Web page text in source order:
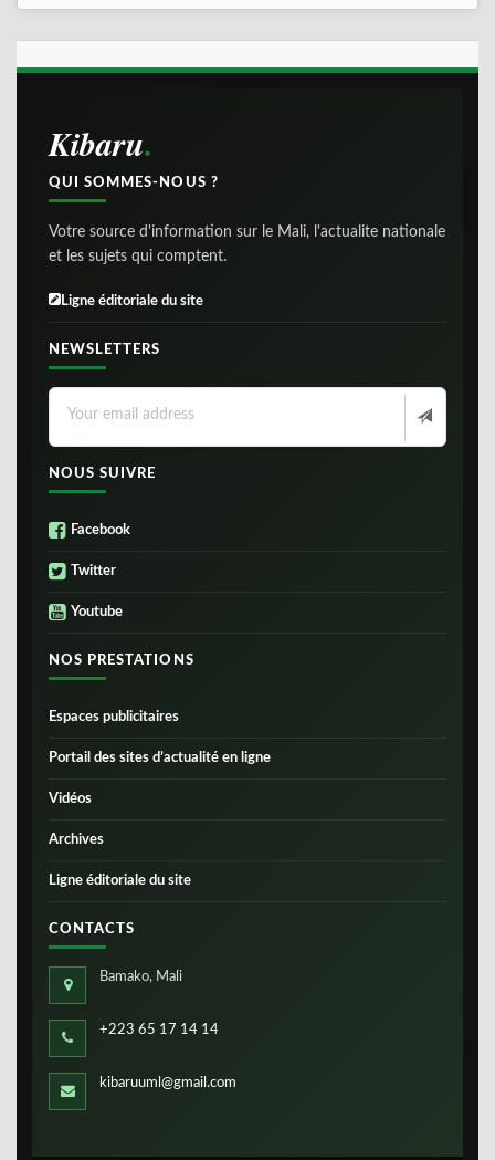
Kibaru
QUI SOMMES-NOUS ?
Votre source d'information sur le Mali, l'actualite nationale
et les sujets qui comptent.
Ligne éditoriale du site
NEWSLETTERS
NOUS SUIVRE
Facebook
Twitter
Youtube
NOS PRESTATIONS
Espaces publicitaires
Portail des sites d’actualité en ligne
Vidéos
Archives
Ligne éditoriale du site
CONTACTS
Bamako, Mali
+223 65 17 14 14
kibaruuml@gmail.com